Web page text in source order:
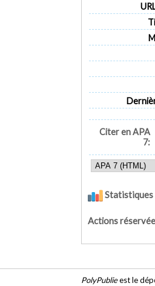
Citer en APA
7:
Statistiques
Actions
PolyPublieest le